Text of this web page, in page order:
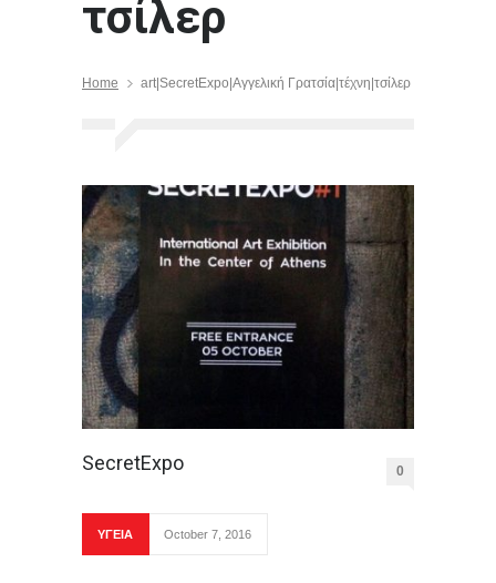
τσίλερ
Home art|SecretExpo|Αγγελική Γρατσία|τέχνη|τσίλερ
SecretExpo 0
ΥΓΕΙΑ October 7, 2016